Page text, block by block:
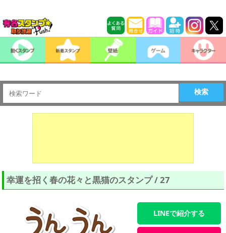
検索
幸運を招く春の花々と黒猫のスタンプ / 27
LINEで紹介する